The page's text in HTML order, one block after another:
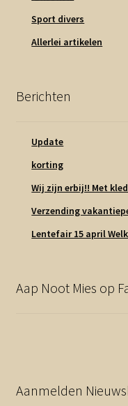
Sport divers
Allerlei artikelen
Berichten
Update
korting
Wij zijn erbij!! Met
Verzending
Lentefair 15 april
Aap Noot Mies op
Aanmelden